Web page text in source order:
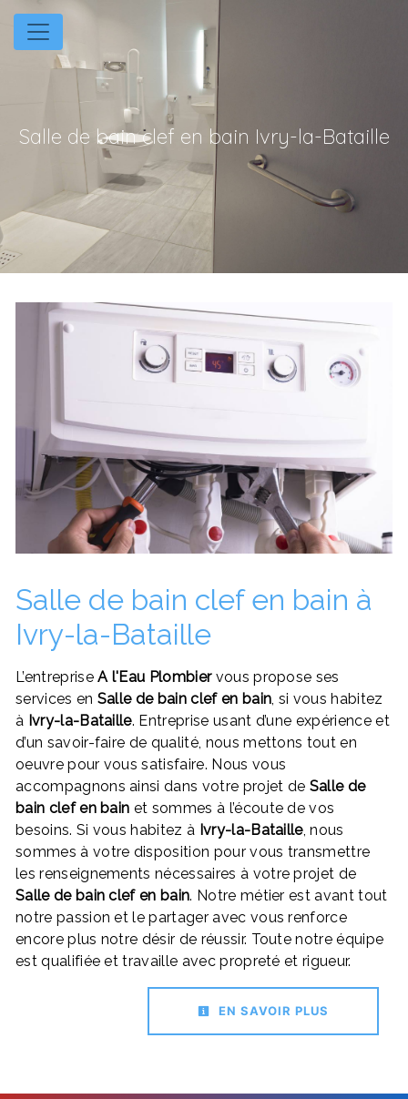
Panneau de gestion des cookies
Salle de bain clef en bain Ivry-la-Bataille
Salle de bain clef en bain à
Ivry-la-Bataille
L’entrepriseA l'Eau Plombiervous propose ses
services en Salle de bain clef en bain, si vous habitez
à Ivry-la-Bataille. Entreprise usant d’une expérience et
d’un savoir-faire de qualité, nous mettons tout en
oeuvre pour vous satisfaire. Nous vous
accompagnons ainsi dans votre projet de Salle de
bain clef en bain et sommes à l’écoute de vos
besoins. Si vous habitez à Ivry-la-Bataille, nous
sommes à votre disposition pour vous transmettre
les renseignements nécessaires à votre projet de
Salle de bain clef en bain. Notre métier est avant tout
notre passion et le partager avec vous renforce
encore plus notre désir de réussir. Toute notre équipe
est qualifiée et travaille avec propreté et rigueur.
EN SAVOIR PLUS